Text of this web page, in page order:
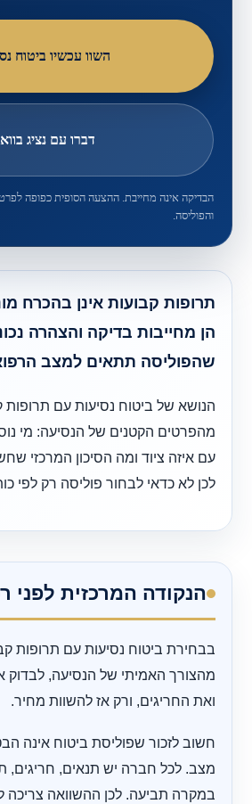
השוו עכשיו ביטוח
דברו עם נציג
הבדיקה אינה מחייבת. ההצעה הסופית כפופה
והפוליסה.
תרופות קבועות אינן בהכרח
הן מחייבות בדיקה והצהרה
שהפוליסה תתאים למצב
הנושא של ביטוח נסיעות עם תרופות
מהפרטים הקטנים של הנסיעה: מי
עם איזה ציוד ומה הסיכון המרכזי
לכן לא כדאי לבחור פוליסה רק לפי
הנקודה המרכזית לפני
בבחירת ביטוח נסיעות עם תרופות
מהצורך האמיתי של הנסיעה, לבדוק
ואת החריגים, ורק אז להשוות מחיר.
חשוב לזכור שפוליסת ביטוח אינה
מצב. לכל חברה יש תנאים, חריגים,
במקרה תביעה. לכן ההשוואה צריכה